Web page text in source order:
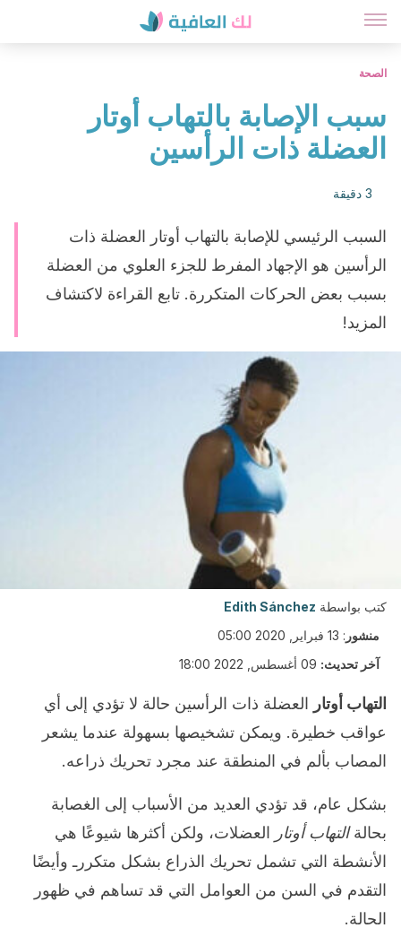
الصحة
سبب الإصابة بالتهاب أوتار
العضلة ذات الرأسين
3 دقيقة
السبب الرئيسي للإصابة بالتهاب أوتار العضلة ذات
الرأسين هو الإجهاد المفرط للجزء العلوي من العضلة
بسبب بعض الحركات المتكررة. تابع القراءة لاكتشاف
المزيد!
كتب بواسطة Edith Sánchez
منشور : 13 فبراير, 2020 05:00
آخر تحديث: 09 أغسطس, 2022 18:00
التهاب أوتار العضلة ذات الرأسين حالة لا تؤدي إلى أي
عواقب خطيرة. ويمكن تشخيصها بسهولة عندما يشعر
المصاب بألم في المنطقة عند مجرد تحريك ذراعه.
بشكل عام، قد تؤدي العديد من الأسباب إلى الغصابة
بحالةالتهاب أوتار
العضلات، ولكن أكثرها شيوعًا هي
الأنشطة التي تشمل تحريك الذراع بشكل متكررـ وأيضًا
التقدم في السن من العوامل التي قد تساهم في ظهور
الحالة.